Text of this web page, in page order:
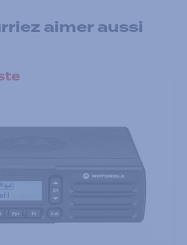
aimer aussi